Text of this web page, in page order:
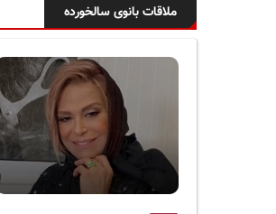
ک
س
ملاقات بانوی سالخورده